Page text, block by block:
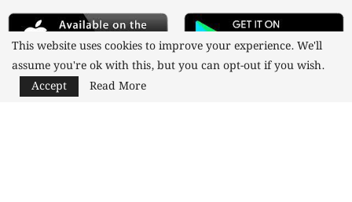
This website uses cookies to improve your experience. We'll
assume you're ok with this, but you can opt-out if you wish.
Accept
Read More